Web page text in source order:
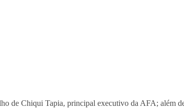
de Chiqui Tapia, principal executivo da AFA; além